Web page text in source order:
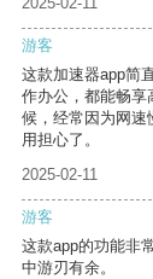
游客
这款加速器app简
作办公，都能畅享
候，经常因为网速
用担心了。
2025-02-11
游客
这款app的功能非
中游刃有余。